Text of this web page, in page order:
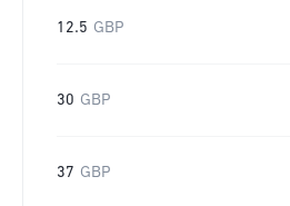
12.5 GBP
30 GBP
37 GBP